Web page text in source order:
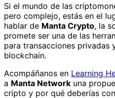
Si el mundo de las
pero complejo, estás en el
hablar de Manta Crypto, la
promete ser una de las
para transacciones privadas
blockchain.
Acompáñanos en Learning
a Manta Network una
cripto y por qué deberías